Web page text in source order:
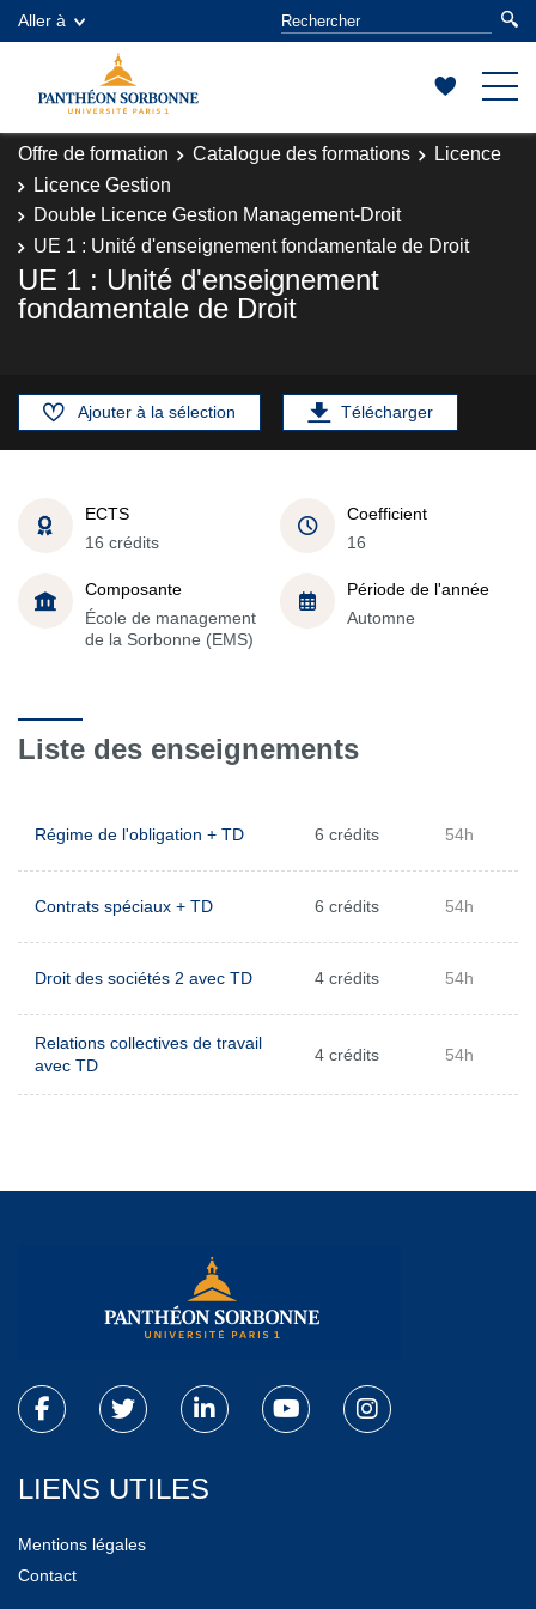
Aller à
Offre de formation Catalogue des formations
Licence
Licence Gestion
Double Licence Gestion Management-Droit
UE 1 : Unité d'enseignement fondamentale de Droit
UE 1 : Unité d'enseignement
fondamentale de Droit
Ajouter à la sélection Télécharger
ECTS
16 crédits
Coefficient
16
Composante
École de management
de la Sorbonne (EMS)
Période de l'année
Automne
Liste des enseignements
Régime de l'obligation + TD 6 crédits 54h
Contrats spéciaux + TD 6 crédits 54h
Droit des sociétés 2 avec TD 4 crédits 54h
Relations collectives de travail
avec TD
4 crédits 54h
LIENS UTILES
Mentions légales
Contact